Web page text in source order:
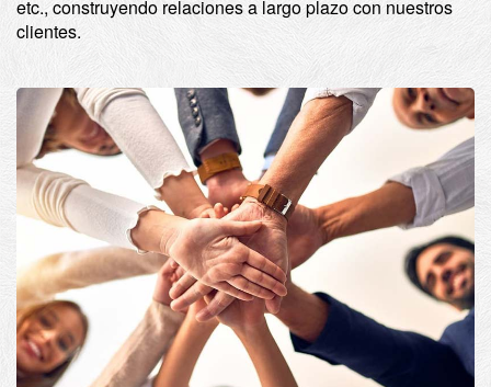
etc., construyendo relaciones a largo plazo con nuestros
clientes.